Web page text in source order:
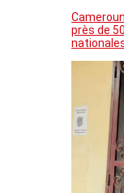
près de